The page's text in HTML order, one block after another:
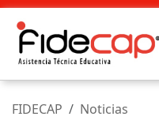
FIDECAP Noticias